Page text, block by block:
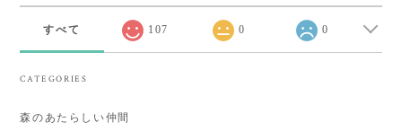
すべて 107 0 0
CATEGORIES
森のあたらしい仲間